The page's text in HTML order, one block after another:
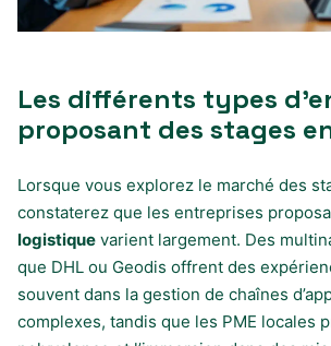
Les différents types
proposant des stages
Lorsque vous explorez le marché des
constaterez que les entreprises
logistique varient largement. Des
que DHL ou Geodis offrent des
souvent dans la gestion de chaînes
complexes, tandis que les PME locales